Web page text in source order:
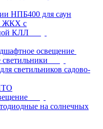
НПБ400 для саун
ЖКХ с
КЛЛ
освещение
светильников садово-
на солнечных